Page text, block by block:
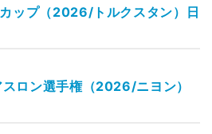
ップ（2026/トルクスタン）日
ロン選手権（2026/ニヨン）